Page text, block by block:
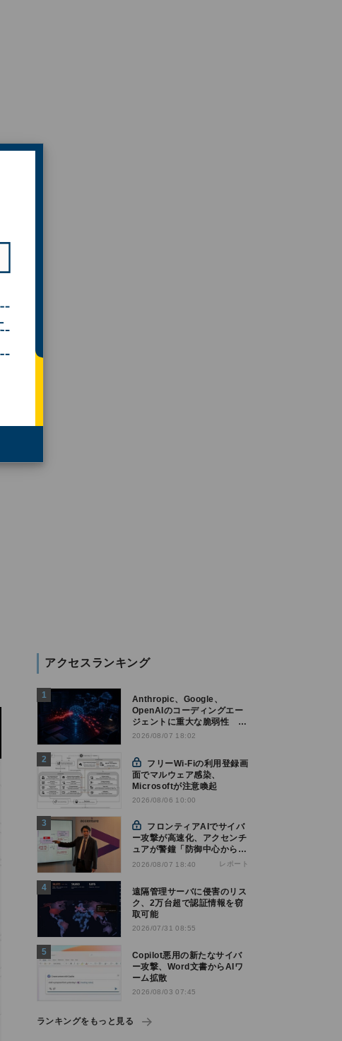
アクセスランキング
Anthropic、Google、
OpenAIのコーディングエー
ジェントに重大な脆弱性 認
証情報窃取などの恐れ
2026/08/07 18:02
面でマルウェア感染、
Microsoftが注意喚起
2026/08/06 10:00
ー攻撃が高速化、アクセンチ
ュアが警鐘「防御中心からの
脱却を」
2026/08/07 18:40 レポート
遠隔管理サーバに侵害のリス
ク、2万台超で認証情報を窃
取可能
2026/07/31 08:55
Copilot悪用の新たなサイバ
ー攻撃、Word文書からAIワ
ーム拡散
2026/08/03 07:45
ランキングをもっと見る